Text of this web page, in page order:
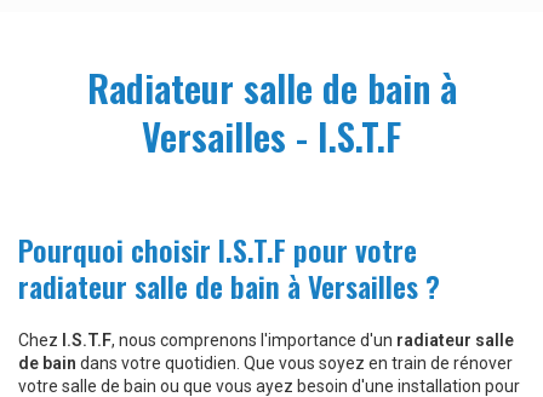
Radiateur salle de bain à
Versailles - I.S.T.F
Pourquoi choisir I.S.T.F pour votre
radiateur salle de bain à Versailles ?
Chez I.S.T.F, nous comprenons l'importance d'un radiateur salle
de bain dans votre quotidien. Que vous soyez en train de rénover
votre salle de bain ou que vous ayez besoin d'une installation pour